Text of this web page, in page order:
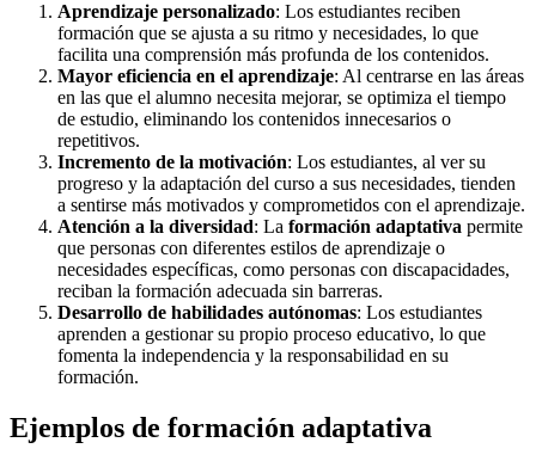
Aprendizaje personalizado: Los estudiantes reciben
formación que se ajusta a su ritmo y necesidades, lo que
facilita una comprensión más profunda de los contenidos.
Mayor eficiencia en el aprendizaje: Al centrarse en las áreas
en las que el alumno necesita mejorar, se optimiza el tiempo
de estudio, eliminando los contenidos innecesarios o
repetitivos.
Incremento de la motivación: Los estudiantes, al ver su
progreso y la adaptación del curso a sus necesidades, tienden
a sentirse más motivados y comprometidos con el aprendizaje.
Atención a la diversidad: La formación adaptativa permite
que personas con diferentes estilos de aprendizaje o
necesidades específicas, como personas con discapacidades,
reciban la formación adecuada sin barreras.
Desarrollo de habilidades autónomas: Los estudiantes
aprenden a gestionar su propio proceso educativo, lo que
fomenta la independencia y la responsabilidad en su
formación.
Ejemplos de formación adaptativa